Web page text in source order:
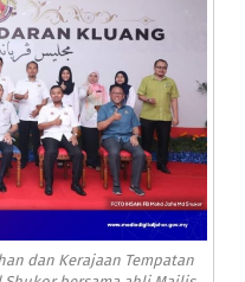
dan Kerajaan Tempatan